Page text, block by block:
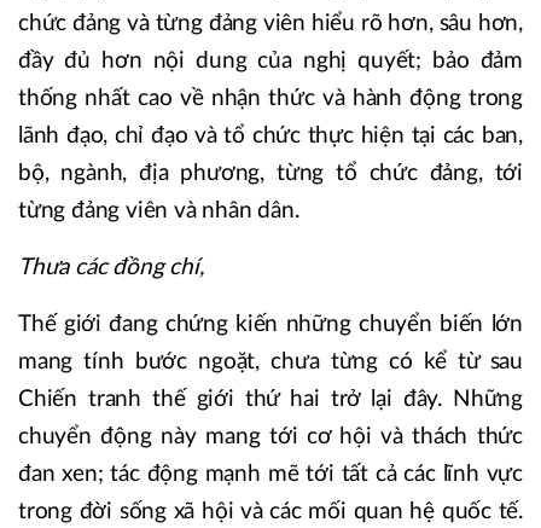
chức đảng và từng đảng viên hiểu rõ hơn, sâu hơn,
đầy đủ hơn nội dung của nghị quyết; bảo đảm
thống nhất cao về nhận thức và hành động trong
lãnh đạo, chỉ đạo và tổ chức thực hiện tại các ban,
bộ, ngành, địa phương, từng tổ chức đảng, tới
từng đảng viên và nhân dân.
Thưa các đồng chí,
Thế giới đang chứng kiến những chuyển biến lớn
mang tính bước ngoặt, chưa từng có kể từ sau
Chiến tranh thế giới thứ hai trở lại đây. Những
chuyển động này mang tới cơ hội và thách thức
đan xen; tác động mạnh mẽ tới tất cả các lĩnh vực
trong đời sống xã hội và các mối quan hệ quốc tế.